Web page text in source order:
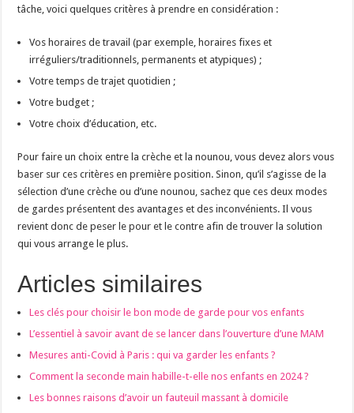
tâche, voici quelques critères à prendre en considération :
Vos horaires de travail (par exemple, horaires fixes et
irréguliers/traditionnels, permanents et atypiques) ;
Votre temps de trajet quotidien ;
Votre budget ;
Votre choix d’éducation, etc.
Pour faire un choix entre la crèche et la nounou, vous devez alors vous
baser sur ces critères en première position. Sinon, qu’il s’agisse de la
sélection d’une crèche ou d’une nounou, sachez que ces deux modes
de gardes présentent des avantages et des inconvénients. Il vous
revient donc de peser le pour et le contre afin de trouver la solution
qui vous arrange le plus.
Articles similaires
Les clés pour choisir le bon mode de garde pour vos enfants
L’essentiel à savoir avant de se lancer dans l’ouverture d’une MAM
Mesures anti-Covid à Paris : qui va garder les enfants ?
Comment la seconde main habille-t-elle nos enfants en 2024 ?
Les bonnes raisons d’avoir un fauteuil massant à domicile